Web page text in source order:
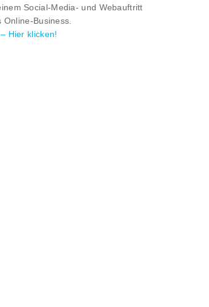
Social-Media- und Webauftritt
Business.
Hier klicken!